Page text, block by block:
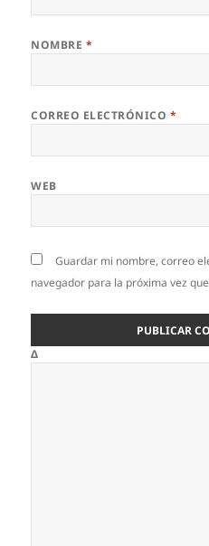
NOMBRE *
CORREO ELECTRÓNICO *
WEB
Guardar mi nombre, correo
navegador para la próxima vez
Δ